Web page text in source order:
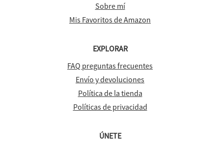
Sobre mí
Mis Favoritos de Amazon
EXPLORAR
FAQ preguntas frecuentes
Envío y devoluciones
Política de la tienda
Políticas de privacidad
ÚNETE